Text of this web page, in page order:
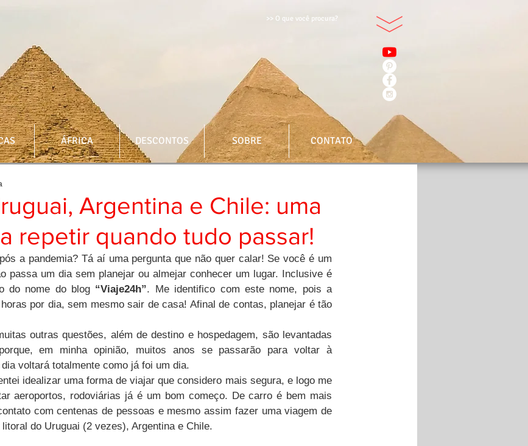
>> O que você procura?
ÁFRICA DESCONTOS SOBRE CONTATO
Argentina e Chile: uma
repetir quando tudo passar!
a pandemia? Tá aí uma pergunta que não quer calar! Se você é um
passa um dia sem planejar ou almejar conhecer um lugar. Inclusive é
do nome do blog “Viaje24h”. Me identifico com este nome, pois a
por dia, sem mesmo sair de casa! Afinal de contas, planejar é tão
outras questões, além de destino e hospedagem, são levantadas
em minha opinião, muitos anos se passarão para voltar à
voltará totalmente como já foi um dia.
idealizar uma forma de viajar que considero mais segura, e logo me
aeroportos, rodoviárias já é um bom começo. De carro é bem mais
com centenas de pessoas e mesmo assim fazer uma viagem de
do Uruguai (2 vezes), Argentina e Chile.